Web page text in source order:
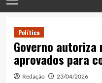
Menu
Política
Governo autoriza
aprovados para
Redação 23/04/2026